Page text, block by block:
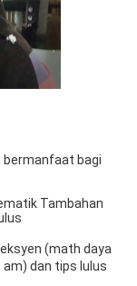
bermanfaat bagi
Tambahan
(math daya
dan tips lulus